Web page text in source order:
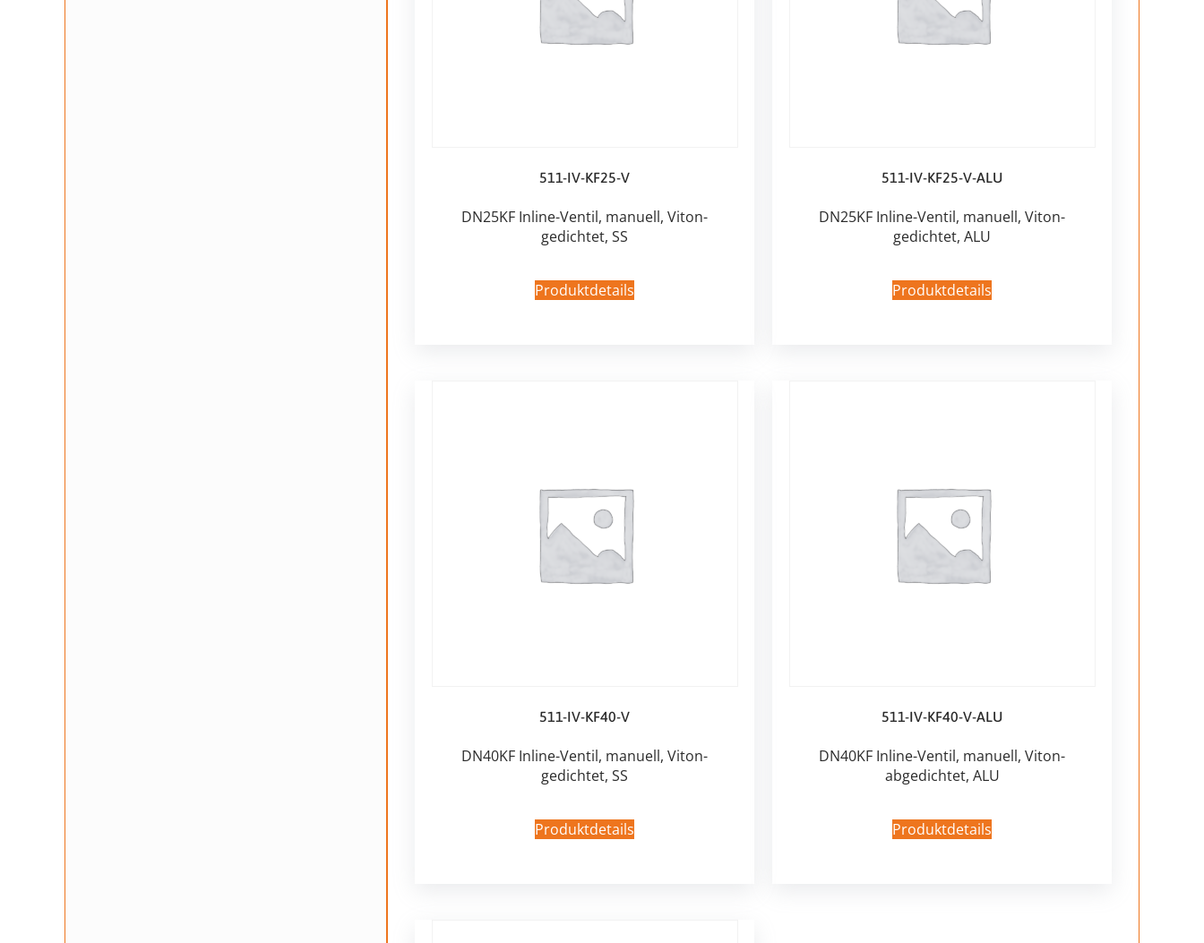
511-IV-KF25-V
DN25KF Inline-Ventil, manuell, Viton-
gedichtet, SS
Produktdetails
511-IV-KF25-V-ALU
DN25KF Inline-Ventil, manuell, Viton-
gedichtet, ALU
Produktdetails
511-IV-KF40-V
DN40KF Inline-Ventil, manuell, Viton-
gedichtet, SS
Produktdetails
511-IV-KF40-V-ALU
DN40KF Inline-Ventil, manuell, Viton-
abgedichtet, ALU
Produktdetails